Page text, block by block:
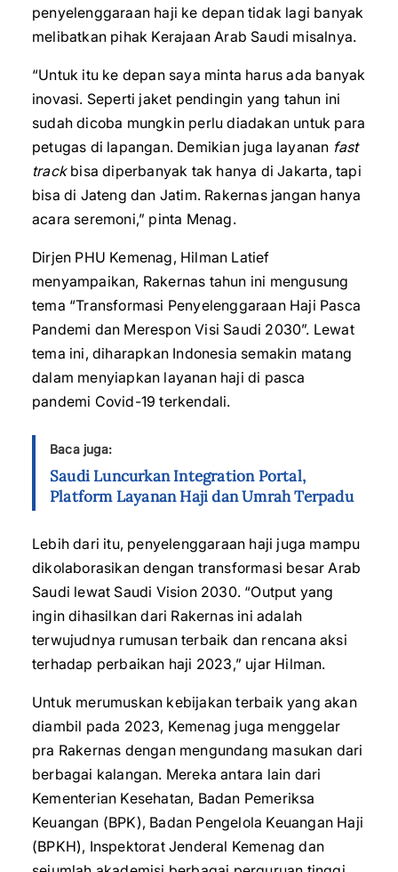
penyelenggaraan haji ke depan tidak lagi banyak
melibatkan pihak Kerajaan Arab Saudi misalnya.
“Untuk itu ke depan saya minta harus ada banyak
inovasi. Seperti jaket pendingin yang tahun ini
sudah dicoba mungkin perlu diadakan untuk para
petugas di lapangan. Demikian juga layanan fast
trackbisa diperbanyak tak hanya di Jakarta, tapi
bisa di Jateng dan Jatim. Rakernas jangan hanya
acara seremoni,” pinta Menag.
Dirjen PHU Kemenag, Hilman Latief
menyampaikan, Rakernas tahun ini mengusung
tema “Transformasi Penyelenggaraan Haji Pasca
Pandemi dan Merespon Visi Saudi 2030”. Lewat
tema ini, diharapkan Indonesia semakin matang
dalam menyiapkan layanan haji di pasca
pandemi Covid-19 terkendali.
Baca juga:
Saudi Luncurkan Integration Portal,
Platform Layanan Haji dan Umrah Terpadu
Lebih dari itu, penyelenggaraan haji juga mampu
dikolaborasikan dengan transformasi besar Arab
Saudi lewat Saudi Vision 2030. “Output yang
ingin dihasilkan dari Rakernas ini adalah
terwujudnya rumusan terbaik dan rencana aksi
terhadap perbaikan haji 2023,” ujar Hilman.
Untuk merumuskan kebijakan terbaik yang akan
diambil pada 2023, Kemenag juga menggelar
pra Rakernas dengan mengundang masukan dari
berbagai kalangan. Mereka antara lain dari
Kementerian Kesehatan, Badan Pemeriksa
Keuangan (BPK), Badan Pengelola Keuangan Haji
(BPKH), Inspektorat Jenderal Kemenag dan